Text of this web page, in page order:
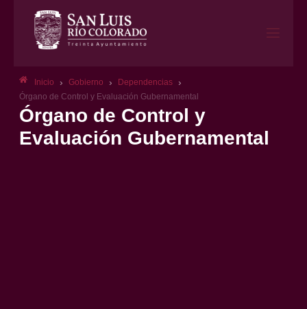
Inicio › Gobierno › Dependencias ›
Órgano de Control y Evaluación Gubernamental
Órgano de Control y
Evaluación Gubernamental